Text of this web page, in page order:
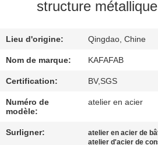
DE
NOUS
VISITE
DE
L'USINE
structure
Lieu d'origine: Qingdao, Chine
Nom de marque: KAFAFAB
Certification: BV,SGS
Numéro de
modèle:
atelier en acier
Surligner: atelier en acier de
atelier d'acier de